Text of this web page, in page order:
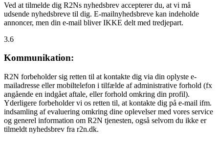
Ved at tilmelde dig R2Ns nyhedsbrev accepterer du, at vi må
udsende nyhedsbreve til dig. E-mailnyhedsbreve kan indeholde
annoncer, men din e-mail bliver IKKE delt med tredjepart.
3.6
Kommunikation:
R2N forbeholder sig retten til at kontakte dig via din oplyste e-
mailadresse eller mobiltelefon i tilfælde af administrative forhold (fx
angående en indgået aftale, eller forhold omkring din profil).
Yderligere forbeholder vi os retten til, at kontakte dig på e-mail ifm.
indsamling af evaluering omkring dine oplevelser med vores service
og generel information om R2N tjenesten, også selvom du ikke er
tilmeldt nyhedsbrev fra r2n.dk.